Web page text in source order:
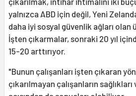
yalnızca ABD için değil, Yeni
daha iyi sosyal güvenlik ağları olan
İşten çıkarmalar, sonraki 20 yıl
15-20 arttırıyor.
"Bunun çalışanları işten çıkaran
çıkarılmayan çalışanların